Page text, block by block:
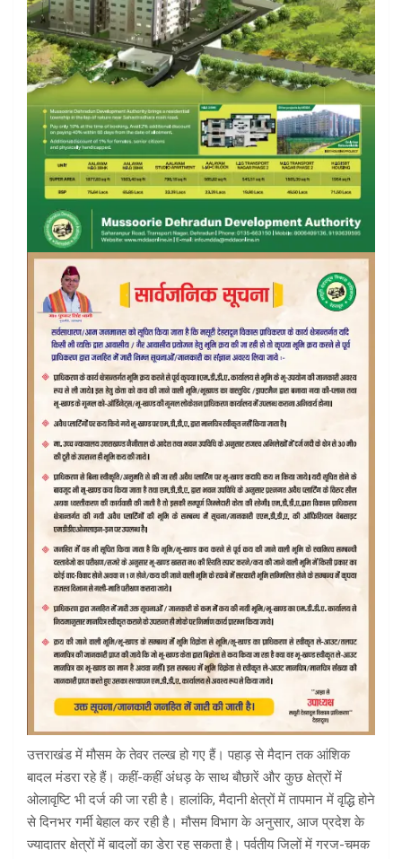
उत्तराखंड में मौसम के तेवर तल्ख हो गए हैं। पहाड़ से मैदान तक आंशिक
बादल मंडरा रहे हैं। कहीं-कहीं अंधड़ के साथ बौछारें और कुछ क्षेत्रों में
ओलावृष्टि भी दर्ज की जा रही है। हालांकि, मैदानी क्षेत्रों में तापमान में वृद्धि होने
से दिनभर गर्मी बेहाल कर रही है। मौसम विभाग के अनुसार, आज प्रदेश के
ज्यादातर क्षेत्रों में बादलों का डेरा रह सकता है। पर्वतीय जिलों में गरज-चमक